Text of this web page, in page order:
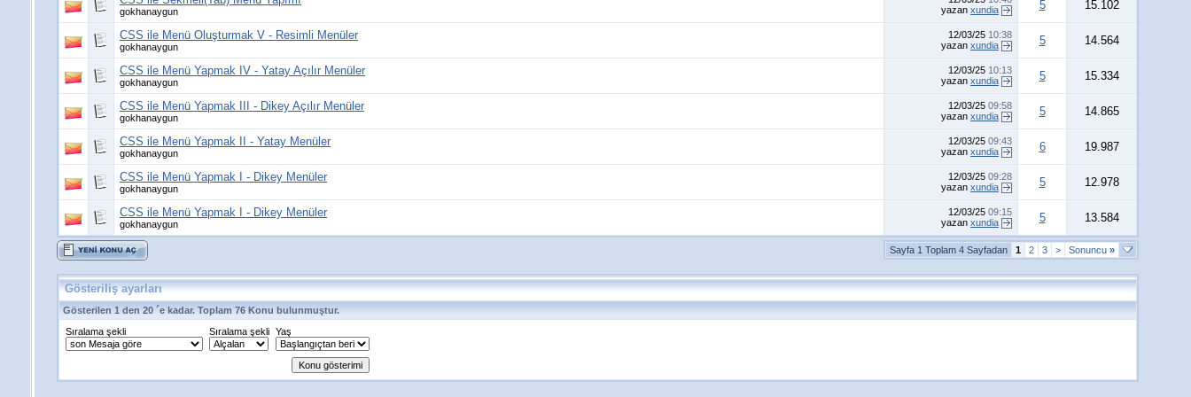
gokhanaygun
yazan xundia 5 15.102
CSS ile Menü Oluşturmak V - Resimli Menüler
gokhanaygun
12/03/25 10:38
yazan xundia 5 14.564
CSS ile Menü Yapmak IV - Yatay Açılır Menüler
gokhanaygun
12/03/25 10:13
yazan xundia 5 15.334
CSS ile Menü Yapmak III - Dikey Açılır Menüler
gokhanaygun
12/03/25 09:58
yazan xundia 5 14.865
CSS ile Menü Yapmak II - Yatay Menüler
gokhanaygun
12/03/25 09:43
yazan xundia 6 19.987
CSS ile Menü Yapmak I - Dikey Menüler
gokhanaygun
12/03/25 09:28
yazan xundia 5 12.978
CSS ile Menü Yapmak I - Dikey Menüler
gokhanaygun
12/03/25 09:15
yazan xundia 5 13.584
Sayfa 1 Toplam 4 Sayfadan 1 2 3 > Sonuncu »
Gösteriliş ayarları
Gösterilen 1 den 20 ´e kadar. Toplam 76 Konu bulunmuştur.
Sıralama şekli
Sıralama şekli Yaş